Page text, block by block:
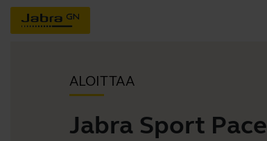
ALOITTAA
Jabra Sport Pace